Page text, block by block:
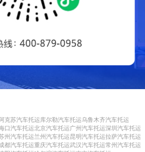
克苏汽车托运库尔勒汽车托运乌鲁木齐汽车托运
口汽车托运北京汽车托运广州汽车托运深圳汽车托运
州汽车托运兰州汽车托运昆明汽车托运拉萨汽车托运
都汽车托运重庆汽车托运武汉汽车托运常州汽车托运